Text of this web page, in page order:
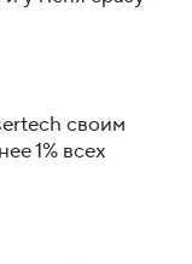
своим
1% всех